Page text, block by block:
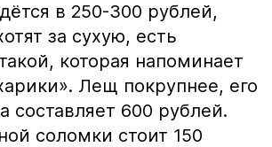
в 250-300 рублей,
за сухую, есть
которая напоминает
Лещ покрупнее, его
составляет 600 рублей.
соломки стоит 150